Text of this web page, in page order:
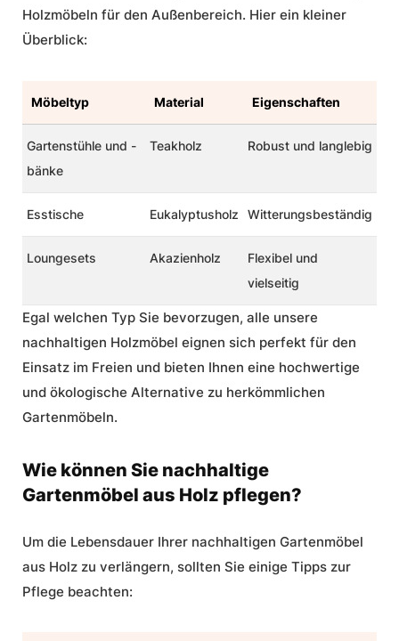
Holzmöbeln für den Außenbereich. Hier ein kleiner
Überblick:
Möbeltyp Material Eigenschaften
Gartenstühle und -
bänke
Teakholz Robust und langlebig
Esstische Eukalyptusholz Witterungsbeständig
Loungesets Akazienholz
Flexibel und
vielseitig
Egal welchen Typ Sie bevorzugen, alle unsere
nachhaltigen Holzmöbel eignen sich perfekt für den
Einsatz im Freien und bieten Ihnen eine hochwertige
und ökologische Alternative zu herkömmlichen
Gartenmöbeln.
Wie können Sie nachhaltige
Gartenmöbel aus Holz pflegen?
Um die Lebensdauer Ihrer nachhaltigen Gartenmöbel
aus Holz zu verlängern, sollten Sie einige Tipps zur
Pflege beachten: